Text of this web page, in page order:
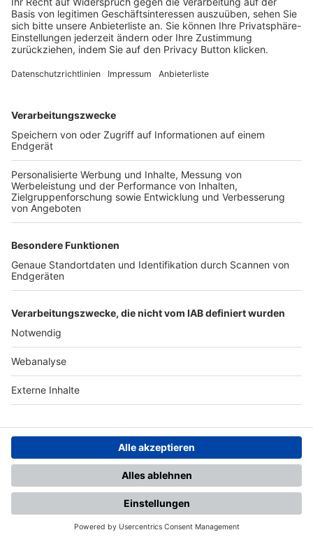
Login SpielPlus
FOLGE DEM BFV
TOP-VEREINE
TOP-PARTNER
Nutzungsbedingungen Datenschutz Impressum